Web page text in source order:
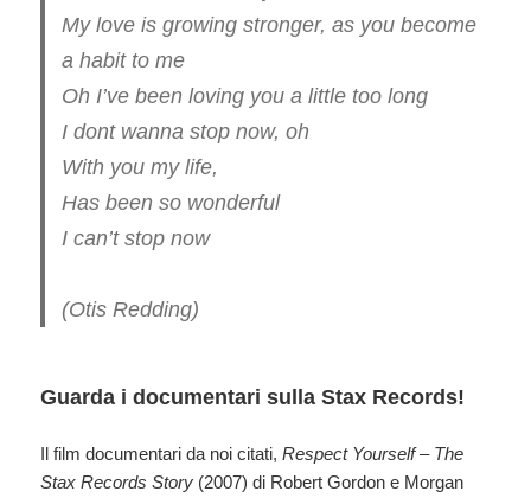
My love is growing stronger, as you become
a habit to me
Oh I’ve been loving you a little too long
I dont wanna stop now, oh
With you my life,
Has been so wonderful
I can’t stop now
(Otis Redding)
Guarda i documentari sulla Stax Records!
Il film documentari da noi citati,Respect Yourself – The
Stax Records Story (2007) di Robert Gordon e Morgan